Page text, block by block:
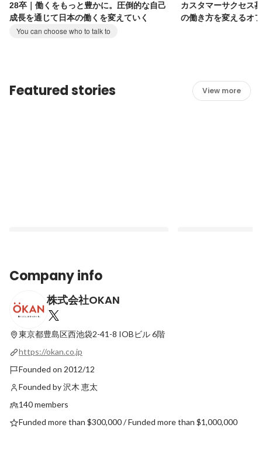
28卒｜働くをもっと豊かに。圧倒的な自己
成長を通じて日本の働くを変えていく
You can choose who to talk to
カスタマーサクセス
の働き方を変えるオ
Featured stories View more
CEOが語る｜OKANが「ミッション」を重
視する理由
Pinned
Company info
株式会社OKAN
東京都豊島区西池袋2-41-8 IOBビル 6階
https://okan.co.jp
Founded on 2012/12
Founded by 沢木 恵太
140 members
Funded more than $300,000 / Funded more than $1,000,000